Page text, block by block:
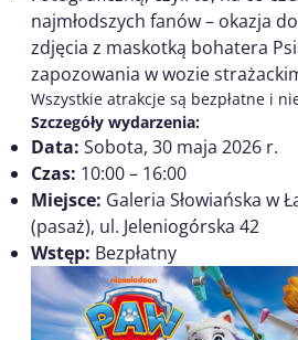
najmłodszych fanów – okazja
zdjęcia z maskotką bohatera
zapozowania w wozie
Wszystkie atrakcje są bezpłatne i
Szczegóły wydarzenia:
Data: Sobota, 30 maja 2026 r.
Czas: 10:00 – 16:00
Miejsce: Galeria Słowiańska w
(pasaż), ul. Jeleniogórska 42
Wstęp: Bezpłatny